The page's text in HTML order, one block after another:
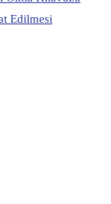
Edilmesi